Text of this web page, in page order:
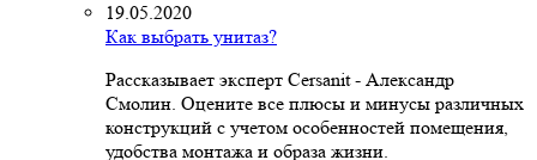
19.05.2020
Как выбрать унитаз?
Рассказывает эксперт Cersanit - Александр
Смолин. Оцените все плюсы и минусы различных
конструкций с учетом особенностей помещения,
удобства монтажа и образа жизни.